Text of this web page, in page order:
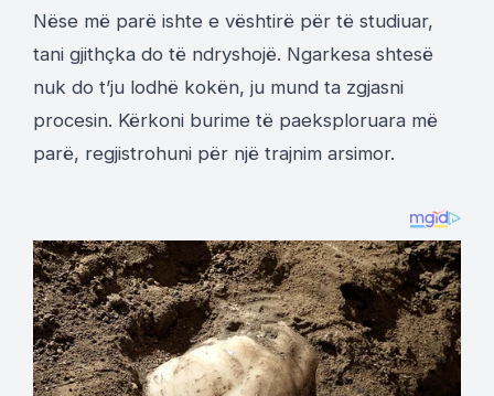
Nëse më parë ishte e vështirë për të studiuar,
tani gjithçka do të ndryshojë. Ngarkesa shtesë
nuk do t’ju lodhë kokën, ju mund ta zgjasni
procesin. Kërkoni burime të paeksploruara më
parë, regjistrohuni për një trajnim arsimor.